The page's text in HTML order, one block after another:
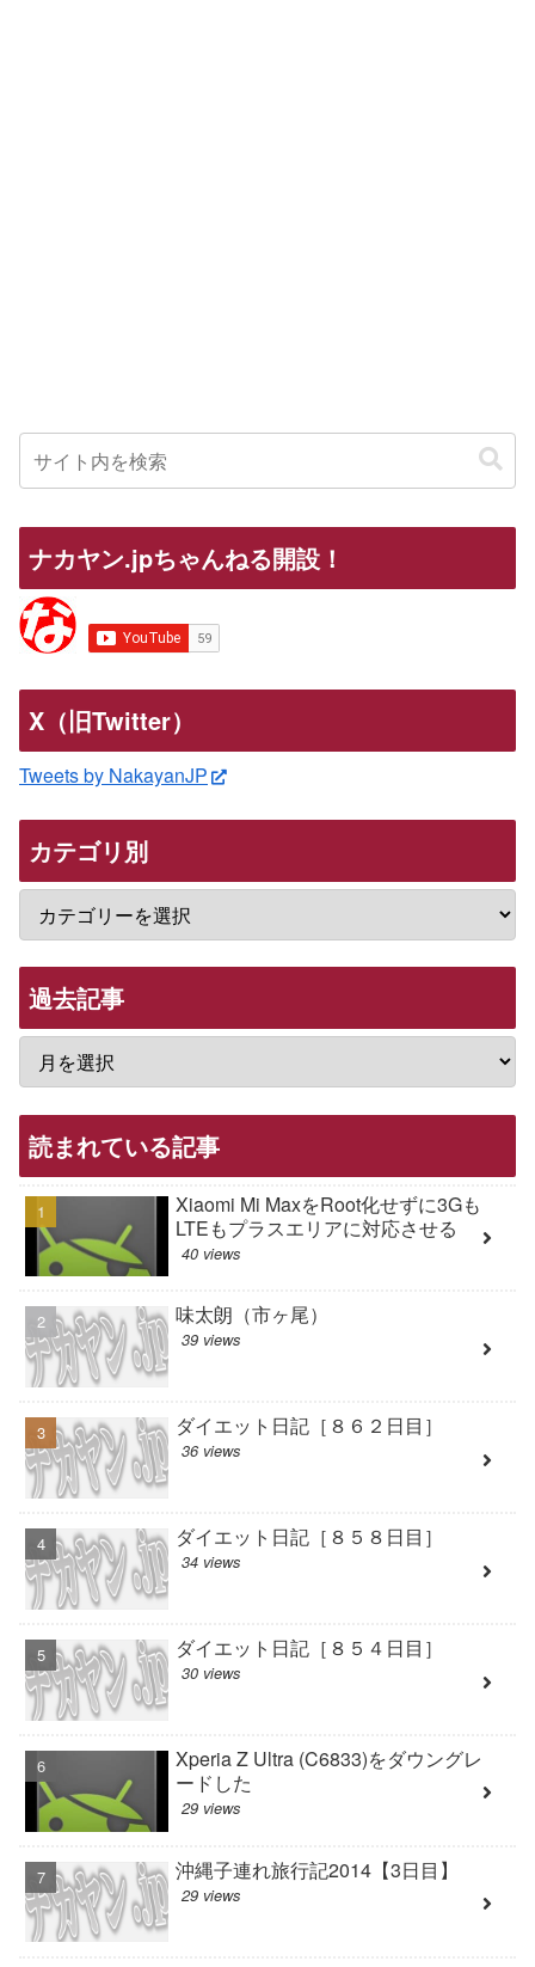
ナカヤン.jpちゃんねる開設！
X（旧Twitter）
Tweets by NakayanJP
カテゴリ別
過去記事
読まれている記事
Xiaomi Mi MaxをRoot化せずに3Gも
LTEもプラスエリアに対応させる
40 views
味太朗（市ヶ尾）
39 views
ダイエット日記［８６２日目］
36 views
ダイエット日記［８５８日目］
34 views
ダイエット日記［８５４日目］
30 views
Xperia Z Ultra (C6833)をダウングレ
ードした
29 views
沖縄子連れ旅行記2014【3日目】
29 views